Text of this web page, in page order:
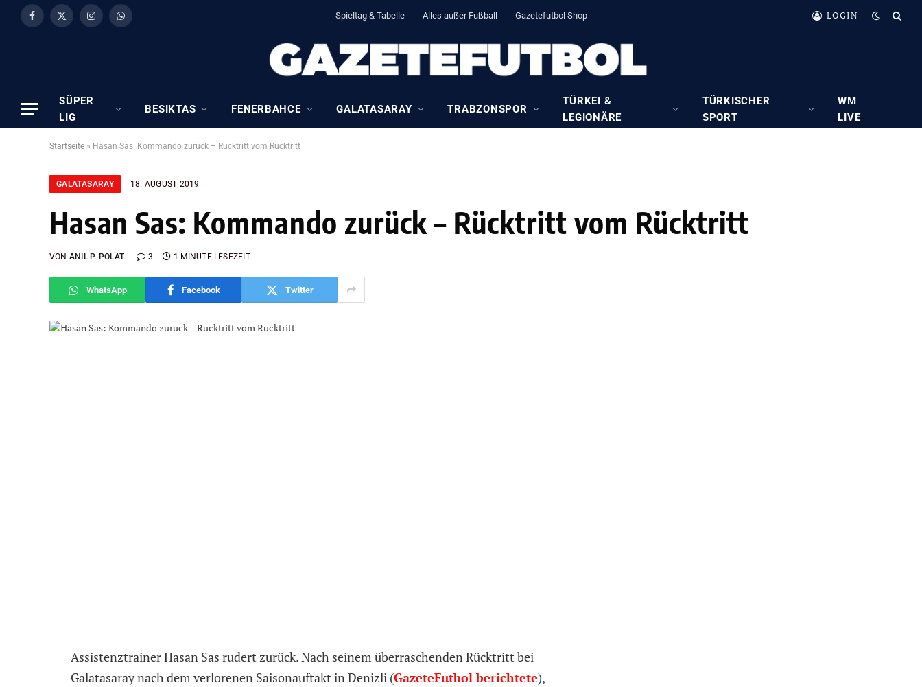
Facebook
X
InstagramWhatsApp Spieltag & Tabelle Alles außer Fußball Gazetefutbol Shop LOGIN
SÜPER
LIG
BESIKTAS FENERBAHCE GALATASARAY TRABZONSPOR
TÜRKEI &
LEGIONÄRE
TÜRKISCHER
SPORT
WM
LIVE
Startseite » Hasan Sas: Kommando zurück – Rücktritt vom Rücktritt
GALATASARAY 18. AUGUST 2019
Hasan Sas: Kommando zurück – Rücktritt vom Rücktritt
VON ANIL P. POLAT 3 1 MINUTE LESEZEIT
WhatsApp Facebook Twitter
Assistenztrainer Hasan Sas rudert zurück. Nach seinem überraschenden Rücktritt bei
Galatasaray nach dem verlorenen Saisonauftakt in Denizli (GazeteFutbol berichtete),